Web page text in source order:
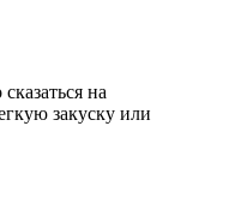
на
закуску или